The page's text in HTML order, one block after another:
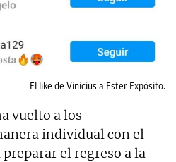
El like de Vinicius a Ester Expósito.
vuelto a los
individual con el
el regreso a la